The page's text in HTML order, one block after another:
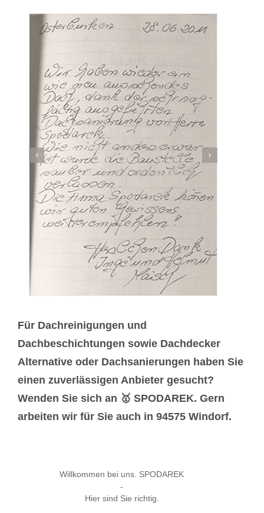
Für Dachreinigungen und
Dachbeschichtungen sowie Dachdecker
Alternative oder Dachsanierungen haben Sie
einen zuverlässigen Anbieter gesucht?
Wenden Sie sich an 🥇 SPODAREK. Gern
arbeiten wir für Sie auch in 94575 Windorf.
Willkommen bei uns. SPODAREK
-
Hier sind Sie richtig.